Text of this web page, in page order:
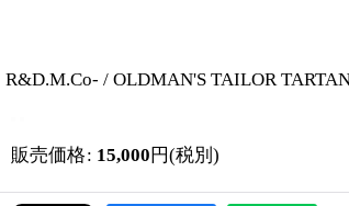
R&D.M.Co- / OLDMAN'S TAILOR
販売価格: 15,000 円(税別)